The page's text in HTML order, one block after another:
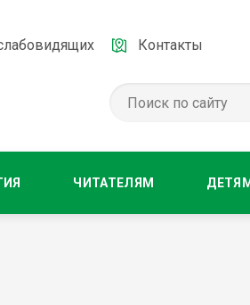
Контакты
ЧИТАТЕЛЯМ ДЕТЯМ